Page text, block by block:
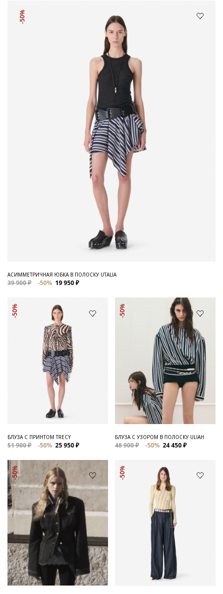
-50%
АСИММЕТРИЧНАЯ ЮБКА В ПОЛОСКУ UTALIA
39 900 ₽ -50% 19 950 ₽
-50%
БЛУЗА С ПРИНТОМ TRECY
51 900 ₽ -50% 25 950 ₽
-50%
БЛУЗА С УЗОРОМ В ПОЛОСКУ ULIAH
48 900 ₽ -50% 24 450 ₽
-50% -50%